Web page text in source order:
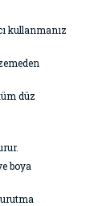
kullanmanız
düz
boya